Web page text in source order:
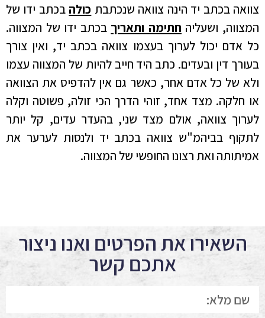
צוואה בכתב יד הינה צוואה שנכתבת כולה בכתב ידו של
המצווה, ושעליה חתימה ותאריך בכתב ידו של המצווה.
כל אדם יכול לערוך בעצמו צוואה בכתב יד, ואין צורך
בעורך דין ובעדים. כתב היד חייב להיות של המצווה עצמו
ולא של כל אדם אחר, כאשר גם אין להדפיס את הצוואה
או חלקה. מצד אחד, זוהי הדרך הכי זולה, פשוטה וקלה
לערוך צוואה, אולם מצד שני, בהעדר עדים, קל יותר
לתקוף בביהמ"ש צוואה בכתב יד ולנסות לערער את
אמיתותה ואת רצונו החופשי של המצווה.
השאירו את הפרטים ואנו ניצור
אתכם קשר